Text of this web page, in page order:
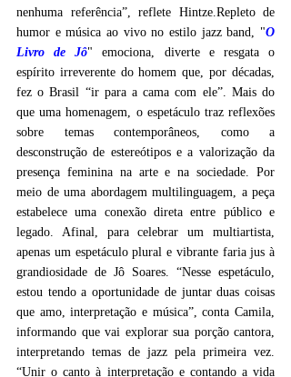
nenhuma referência”, reflete Hintze.Repleto de
humor e música ao vivo no estilo jazz band, "O
Livro de Jô" emociona, diverte e resgata o
espírito irreverente do homem que, por décadas,
fez o Brasil “ir para a cama com ele”. Mais do
que uma homenagem, o espetáculo traz reflexões
sobre temas contemporâneos, como a
desconstrução de estereótipos e a valorização da
presença feminina na arte e na sociedade. Por
meio de uma abordagem multilinguagem, a peça
estabelece uma conexão direta entre público e
legado. Afinal, para celebrar um multiartista,
apenas um espetáculo plural e vibrante faria jus à
grandiosidade de Jô Soares. “Nesse espetáculo,
estou tendo a oportunidade de juntar duas coisas
que amo, interpretação e música”, conta Camila,
informando que vai explorar sua porção cantora,
interpretando temas de jazz pela primeira vez.
“Unir o canto à interpretação e contando a vida